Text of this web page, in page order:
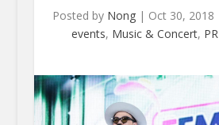
Posted by Nong| Oct 30, 2018
events, Music & Concert, PR